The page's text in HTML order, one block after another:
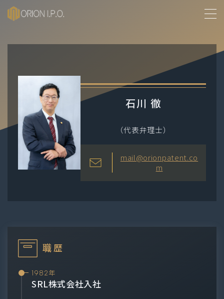
業務概要
メンバー紹介
石川 徹
（代表弁理士）
mail@orionpatent.co
m
職歴
1982年
SRL株式会社入社